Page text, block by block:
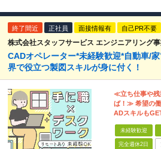
終了間近 正社員 面接情報有 自己PR不要
株式会社スタッフサービス エンジニアリング
CADオペレーター*未経験歓迎*自動車/
界で役立つ製図スキルが身に付く！
≪立ち仕事や残
ば！≫ 希望の
ADスキルも
未経験歓迎
完全週休2日